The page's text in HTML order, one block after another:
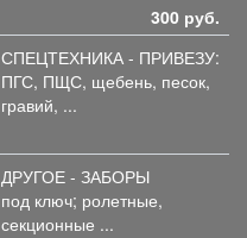
300 руб.
СПЕЦТЕХНИКА - ПРИВЕЗУ:
ПГС, ПЩС, щебень, песок,
гравий, ...
ДРУГОЕ - ЗАБОРЫ
под ключ; ролетные,
секционные ...